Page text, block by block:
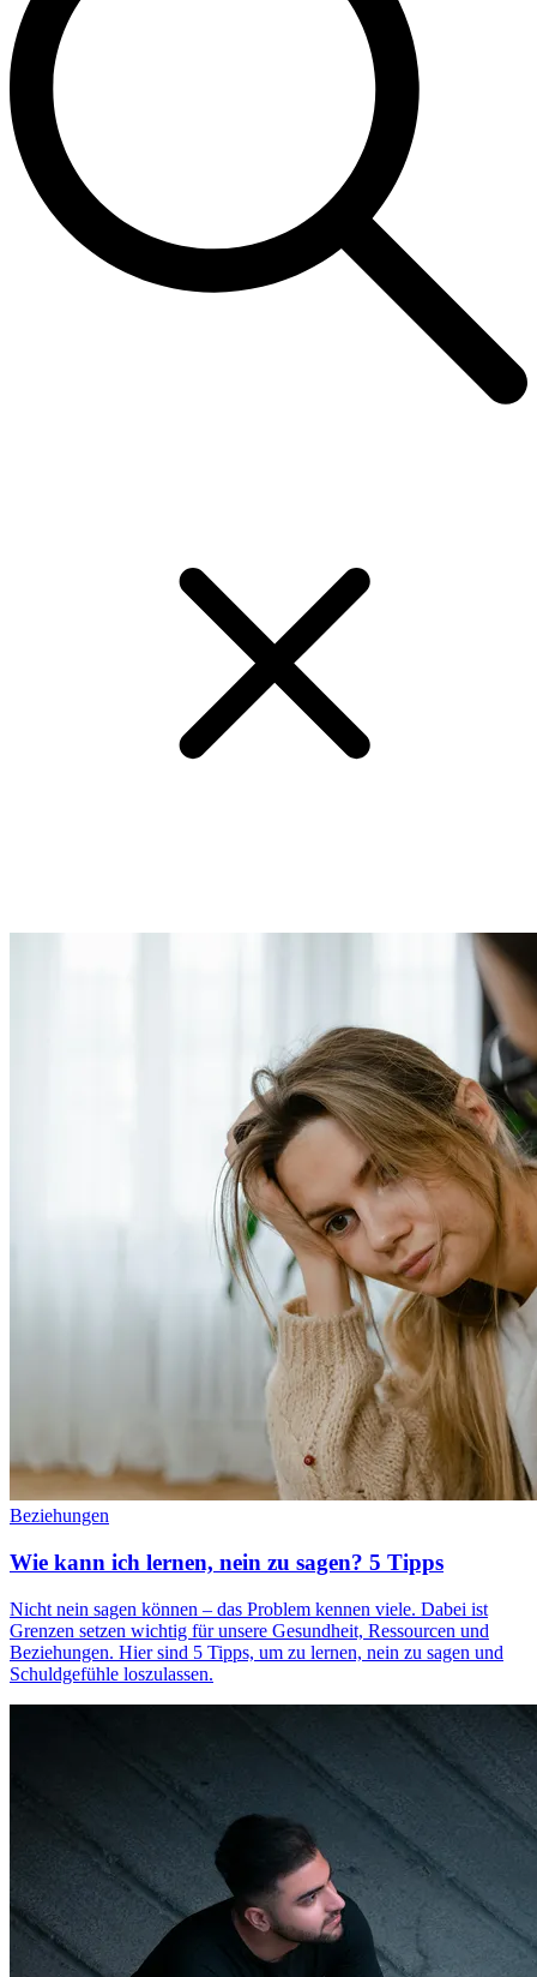
Beziehungen
Wie kann ich lernen, nein zu sagen? 5 Tipps
Nicht nein sagen können – das Problem kennen viele. Dabei ist
Grenzen setzen wichtig für unsere Gesundheit, Ressourcen und
Beziehungen. Hier sind 5 Tipps, um zu lernen, nein zu sagen und
Schuldgefühle loszulassen.